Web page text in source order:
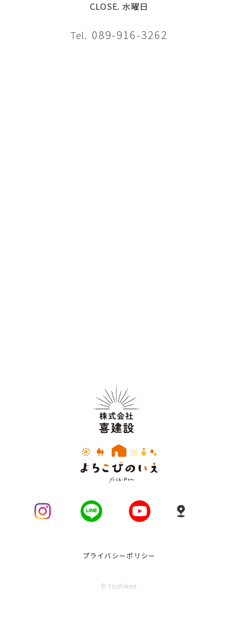
CLOSE. 水曜日
Tel. 089-916-3262
プライバシーポリシー
© Yoshiken